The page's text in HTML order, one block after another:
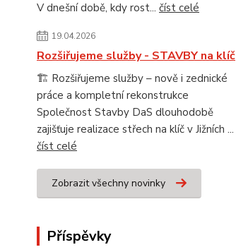
V dnešní době, kdy rost... číst celé
19.04.2026
Rozšiřujeme služby - STAVBY na klíč
🏗️ Rozšiřujeme služby – nově i zednické
práce a kompletní rekonstrukce
Společnost Stavby DaS dlouhodobě
zajišťuje realizace střech na klíč v Jižních ...
číst celé
Zobrazit všechny novinky
Příspěvky